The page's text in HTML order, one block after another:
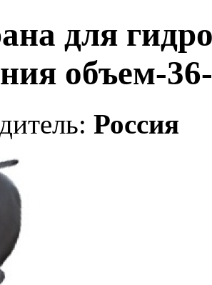
для
объем-
Россия